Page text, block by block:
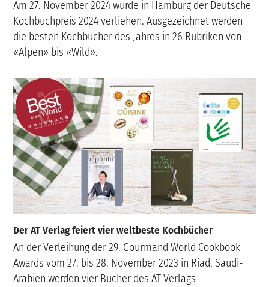
Der AT Verlag feiert vier weltbeste Kochbücher
An der Verleihung der 29. Gourmand World Cookbook
Awards vom 27. bis 28. November 2023 in Riad, Saudi-
Arabien werden vier Bücher des AT Verlags
Am 27. November 2024 wurde in Hamburg der Deutsche
Kochbuchpreis 2024 verliehen. Ausgezeichnet werden
die besten Kochbücher des Jahres in 26 Rubriken von
«Alpen» bis «Wild».